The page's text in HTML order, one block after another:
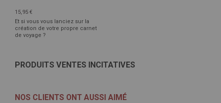
15,95 €
Et si vous vous lanciez sur la
création de votre propre carnet
de voyage ?
PRODUITS VENTES INCITATIVES
NOS CLIENTS ONT AUSSI AIMÉ